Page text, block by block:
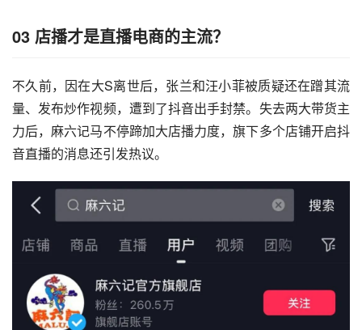
03 店播才是直播电商的主流？
不久前，因在大S离世后，张兰和汪小菲被质疑还在蹭其流
量、发布炒作视频，遭到了抖音出手封禁。失去两大带货主
力后，麻六记马不停蹄加大店播力度，旗下多个店铺开启抖
音直播的消息还引发热议。